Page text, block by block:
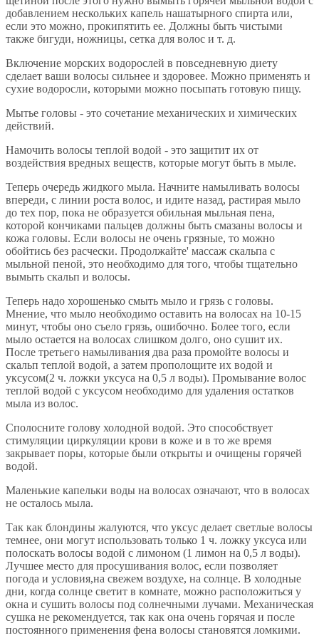
добавлением нескольких капель нашатырного спирта или,
если это можно, прокипятить ее. Должны быть чистыми
также бигуди, ножницы, сетка для волос и т. д.
Включение морских водорослей в повседневную диету
сделает ваши волосы сильнее и здоровее. Можно применять и
сухие водоросли, которыми можно посыпать готовую пищу.
Мытье головы - это сочетание механических и химических
действий.
Намочить волосы теплой водой - это защитит их от
воздействия вредных веществ, которые могут быть в мыле.
Теперь очередь жидкого мыла. Начните намыливать волосы
впереди, с линии роста волос, и идите назад, растирая мыло
до тех пор, пока не образуется обильная мыльная пена,
которой кончиками пальцев должны быть смазаны волосы и
кожа головы. Если волосы не очень грязные, то можно
обойтись без расчески. Продолжайте' массаж скальпа с
мыльной пеной, это необходимо для того, чтобы тщательно
вымыть скальп и волосы.
Теперь надо хорошенько смыть мыло и грязь с головы.
Мнение, что мыло необходимо оставить на волосах на 10-15
минут, чтобы оно съело грязь, ошибочно. Более того, если
мыло остается на волосах слишком долго, оно сушит их.
После третьего намыливания два раза промойте волосы и
скальп теплой водой, а затем прополощите их водой и
уксусом(2 ч. ложки уксуса на 0,5 л воды). Промывание волос
теплой водой с уксусом необходимо для удаления остатков
мыла из волос.
Сполосните голову холодной водой. Это способствует
стимуляции циркуляции крови в коже и в то же время
закрывает поры, которые были открыты и очищены горячей
водой.
Маленькие капельки воды на волосах означают, что в волосах
не осталось мыла.
Так как блондины жалуются, что уксус делает светлые волосы
темнее, они могут использовать только 1 ч. ложку уксуса или
полоскать волосы водой с лимоном (1 лимон на 0,5 л воды).
Лучшее место для просушивания волос, если позволяет
погода и условия,на свежем воздухе, на солнце. В холодные
дни, когда солнце светит в комнате, можно расположиться у
окна и сушить волосы под солнечными лучами. Механическая
сушка не рекомендуется, так как она очень горячая и после
постоянного применения фена волосы становятся ломкими.